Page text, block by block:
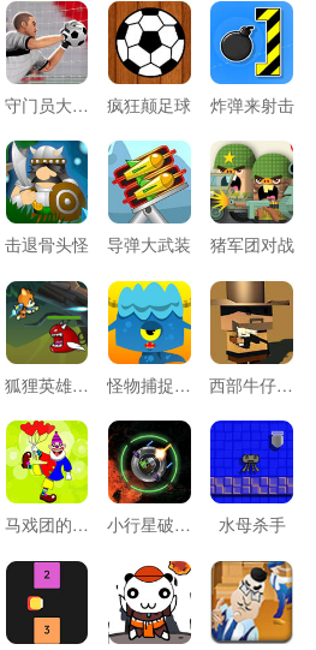
守门员大挑战 疯狂颠足球 炸弹来射击
击退骨头怪 导弹大武装 猪军团对战
狐狸英雄的终极探险 怪物捕捉行动 西部牛仔拔枪对决
马戏团的神枪 小行星破碎机 水母杀手